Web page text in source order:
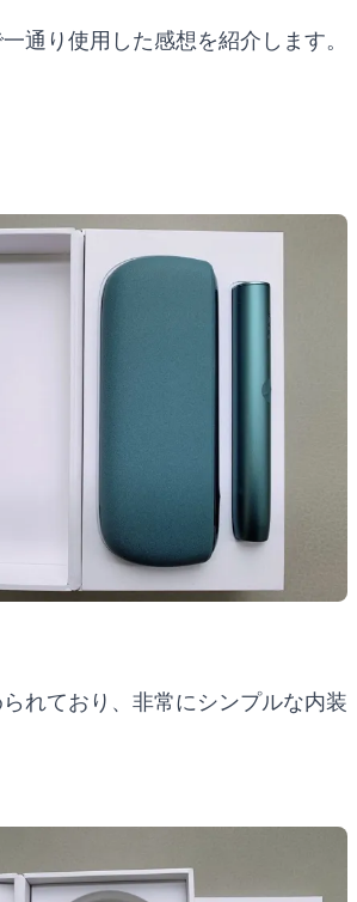
通り使用した感想を紹介します。
れており、非常にシンプルな内装